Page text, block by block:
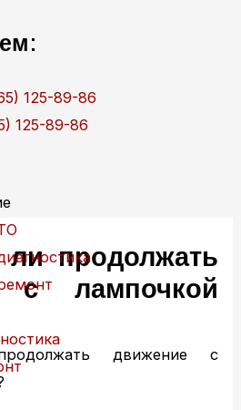
125-89-86
125-89-86
ли продолжать
с лампочкой
движение с